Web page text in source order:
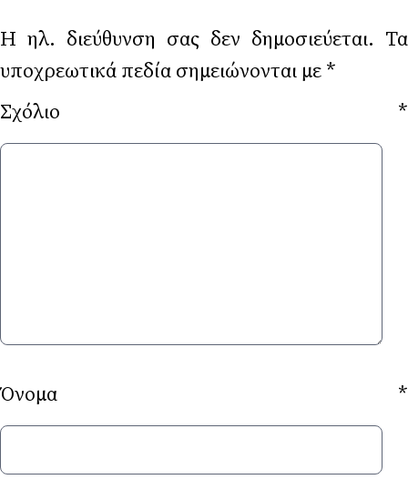
Η ηλ. διεύθυνση σας δεν δημοσιεύεται. Τα
υποχρεωτικά πεδία σημειώνονται με *
Σχόλιο *
Όνομα *